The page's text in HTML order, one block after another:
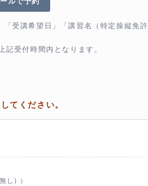
受講希望日」「講習名（特定操縦免許
受付時間内となります。
てください。
し) ）